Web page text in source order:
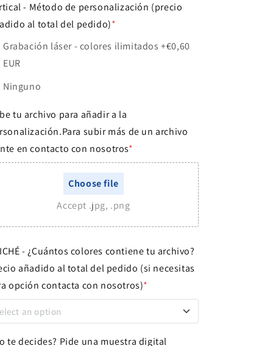
- Método de personalización (precio
al total del pedido)*
Grabación láser - colores ilimitados +€0,60
EUR
Ninguno
tu archivo para añadir a la
subir más de un archivo
en contacto con nosotros*
Choose file
Accept .jpg, .png
- ¿Cuántos colores contiene tu archivo?
añadido al total del pedido (si necesitas
opción contacta con nosotros)*
an option
ILIMITADOS - solo para
te decides? Pide una muestra digital